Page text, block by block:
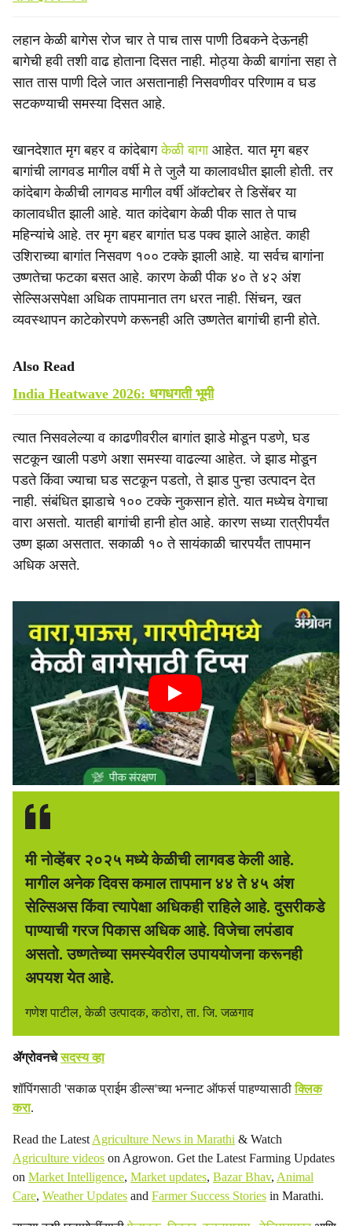
लहान केळी बागेस रोज चार ते पाच तास पाणी ठिबकने देऊनही
बागेची हवी तशी वाढ होताना दिसत नाही. मोठ्या केळी बागांना सहा ते
सात तास पाणी दिले जात असतानाही निसवणीवर परिणाम व घड
सटकण्याची समस्या दिसत आहे.
खानदेशात मृग बहर व कांदेबागकेळी बागाआहेत. यात मृग बहर
बागांची लागवड मागील वर्षी मे ते जुलै या कालावधीत झाली होती. तर
कांदेबाग केळीची लागवड मागील वर्षी ऑक्टोबर ते डिसेंबर या
कालावधीत झाली आहे. यात कांदेबाग केळी पीक सात ते पाच
महिन्यांचे आहे. तर मृग बहर बागांत घड पक्व झाले आहेत. काही
उशिराच्या बागांत निसवण १०० टक्के झाली आहे. या सर्वच बागांना
उष्णतेचा फटका बसत आहे. कारण केळी पीक ४० ते ४२ अंश
सेल्सिअसपेक्षा अधिक तापमानात तग धरत नाही. सिंचन, खत
व्यवस्थापन काटेकोरपणे करूनही अति उष्णतेत बागांची हानी होते.
Also Read
India Heatwave 2026: धगधगती भूमी
त्यात निसवलेल्या व काढणीवरील बागांत झाडे मोडून पडणे, घड
सटकून खाली पडणे अशा समस्या वाढल्या आहेत. जे झाड मोडून
पडते किंवा ज्याचा घड सटकून पडतो, ते झाड पुन्हा उत्पादन देत
नाही. संबंधित झाडाचे १०० टक्के नुकसान होते. यात मध्येच वेगाचा
वारा असतो. यातही बागांची हानी होत आहे. कारण सध्या रात्रीपर्यंत
उष्ण झळा असतात. सकाळी १० ते सायंकाळी चारपर्यंत तापमान
अधिक असते.
मी नोव्हेंबर २०२५ मध्ये केळीची लागवड केली आहे.
मागील अनेक दिवस कमाल तापमान ४४ ते ४५ अंश
सेल्सिअस किंवा त्यापेक्षा अधिकही राहिले आहे. दुसरीकडे
पाण्याची गरज पिकास अधिक आहे. विजेचा लपंडाव
असतो. उष्णतेच्या समस्येवरील उपाययोजना करूनही
अपयश येत आहे.
गणेश पाटील, केळी उत्पादक, कठोरा, ता. जि. जळगाव
ॲग्रोवनचेसदस्य व्हा
शॉपिंगसाठी 'सकाळ प्राईम डील्स'च्या भन्नाट ऑफर्स पाहण्यासाठीक्लिक
करा.
Read the Latest Agriculture News in Marathi & Watch
Agriculture videos on Agrowon. Get the Latest Farming Updates
on Market Intelligence, Market updates, Bazar Bhav, Animal
Care, Weather Updates and Farmer Success Stories in Marathi.